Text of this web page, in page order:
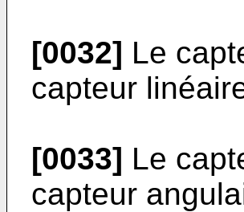
[0032] Le
capteur
[0033] Le
capteur